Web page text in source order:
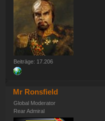
Beiträge: 17.206
Mr Ronsfield
Global Moderator
Rear Admiral